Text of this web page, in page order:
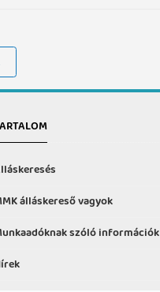
álláskereső vagyok
szóló információk